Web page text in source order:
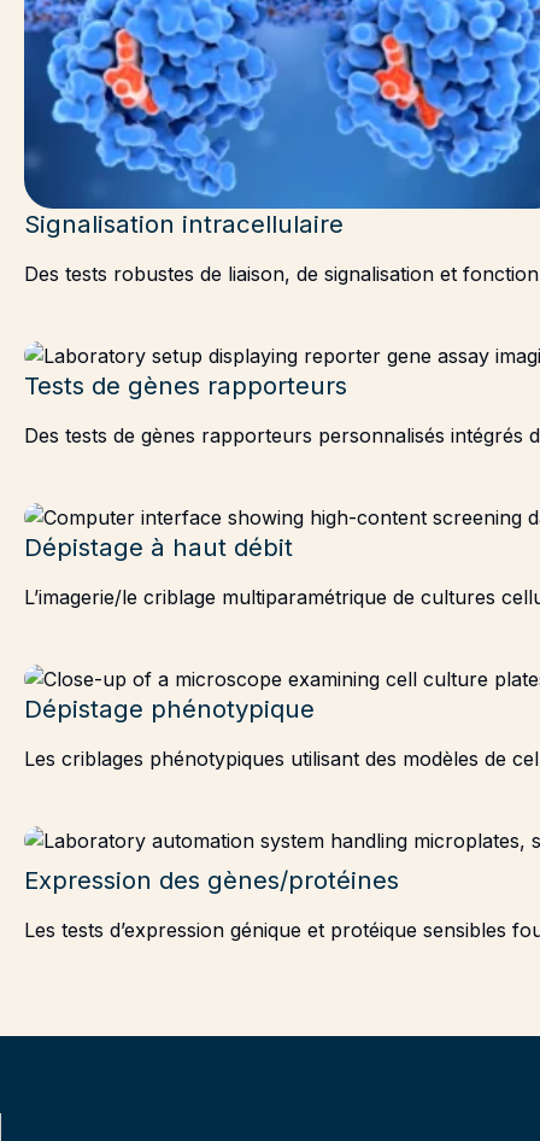
Signalisation intracellulaire
Des tests robustes de liaison, de signalisation et
Tests de gènes rapporteurs
Des tests de gènes rapporteurs personnalisés intégrés
Dépistage à haut débit
L’imagerie/le criblage multiparamétrique de cultures
Dépistage phénotypique
Les criblages phénotypiques utilisant des modèles de
Expression des gènes/protéines
Les tests d’expression génique et protéique sensibles